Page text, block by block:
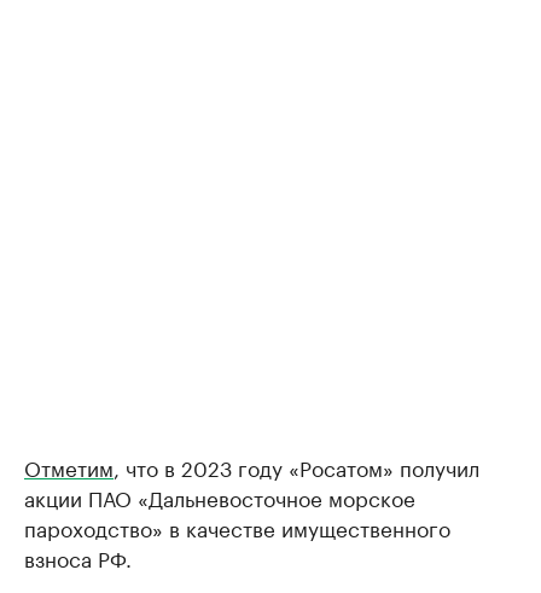
Отметим , что в 2023 году «Росатом» получил
акции ПАО «Дальневосточное морское
пароходство» в качестве имущественного
взноса РФ.